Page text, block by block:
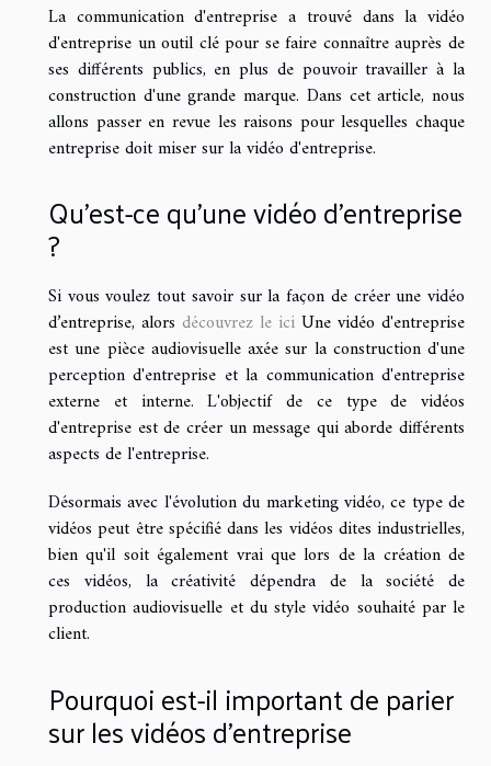
La communication d'entreprise a trouvé dans la vidéo
d'entreprise un outil clé pour se faire connaître auprès de
ses différents publics, en plus de pouvoir travailler à la
construction d'une grande marque. Dans cet article, nous
allons passer en revue les raisons pour lesquelles chaque
entreprise doit miser sur la vidéo d'entreprise.
Qu'est-ce qu'une vidéo d’entreprise
?
Si vous voulez tout savoir sur la façon de créer une vidéo
d’entreprise, alors découvrez le ici Une vidéo d'entreprise
est une pièce audiovisuelle axée sur la construction d'une
perception d'entreprise et la communication d'entreprise
externe et interne. L'objectif de ce type de vidéos
d'entreprise est de créer un message qui aborde différents
aspects de l'entreprise.
Désormais avec l'évolution du marketing vidéo, ce type de
vidéos peut être spécifié dans les vidéos dites industrielles,
bien qu'il soit également vrai que lors de la création de
ces vidéos, la créativité dépendra de la société de
production audiovisuelle et du style vidéo souhaité par le
client.
Pourquoi est-il important de parier
sur les vidéos d'entreprise